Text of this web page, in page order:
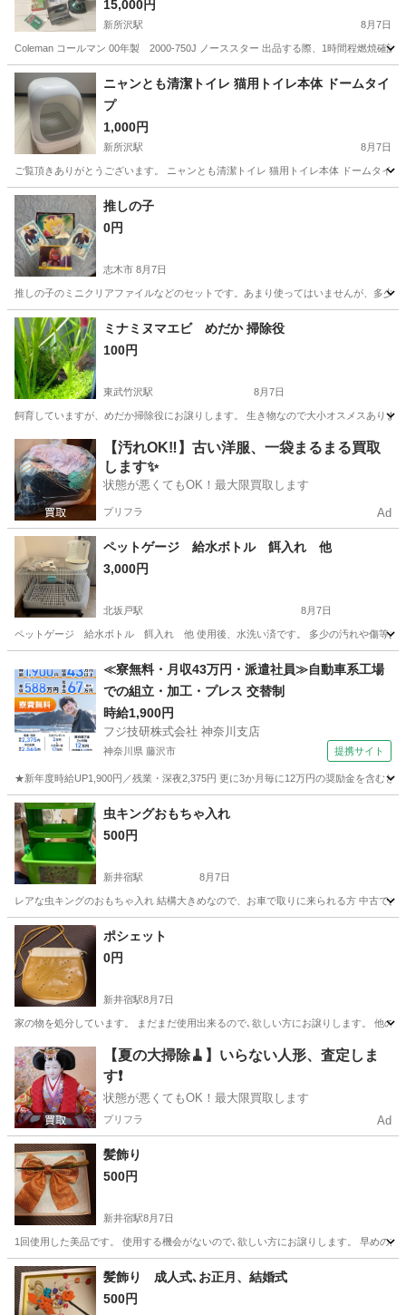
新品4l
15,000円
新所沢駅 8月7日
Coleman コールマン 00年製 2000-750J ノーススター 出品する際、1時間程燃焼確
埼玉 所沢市 新所沢駅 その他 ノーススター
ニャンとも清潔トイレ 猫用トイレ本体 ドームタイ
プ
1,000円
新所沢駅 8月7日
ご覧頂きありがとうございます。 ニャンとも清潔トイレ 猫用トイレ本体 ドームタイ
埼玉 所沢市 新所沢駅
推しの子
0円
志木市 8月7日
推しの子のミニクリアファイルなどのセットです。あまり使ってはいませんが、多少
埼玉 志木市 その他
ミナミヌマエビ めだか 掃除役
100円
東武竹沢駅 8月7日
飼育していますが、めだか掃除役にお譲りします。 生き物なので大小オスメスあり
埼玉 比企郡 東武竹沢駅 その他 めだか
【汚れOK‼️】古い洋服、一袋まるまる買取
します✨
状態が悪くてもOK！最大限買取します
プリフラ Ad
ペットゲージ 給水ボトル 餌入れ 他
3,000円
北坂戸駅 8月7日
ペットゲージ 給水ボトル 餌入れ 他 使用後、水洗い済です。 多少の汚れや傷等あ
北坂戸駅 その他 ゲージ
≪寮無料・月収43万円・派遣社員≫自動車系工場
での組立・加工・プレス 交替制
時給1,900円
フジ技研株式会社 神奈川支店
神奈川県 藤沢市 提携サイト
★新年度時給UP1,900円／残業・深夜2,375円 更に3か月毎に12万円の奨励金を含む
神奈川 藤沢市 その他
虫キングおもちゃ入れ
500円
新井宿駅 8月7日
レアな虫キングのおもちゃ入れ 結構大きめなので、お車で取りに来られる方 中古で
埼玉 川口市 新井宿駅
ポシェット
0円
新井宿駅8月7日
家の物を処分しています。 まだまだ使用出来るので､欲しい方にお譲りします。 他の
埼玉 川口市 新井宿駅 その他
【夏の大掃除🧹】いらない人形、査定しま
す❗️
状態が悪くてもOK！最大限買取します
プリフラ Ad
髪飾り
500円
新井宿駅8月7日
1回使用した美品です。 使用する機会がないので､欲しい方にお譲りします。 早めの
埼玉 川口市 新井宿駅 その他
髪飾り 成人式､お正月、結婚式
500円